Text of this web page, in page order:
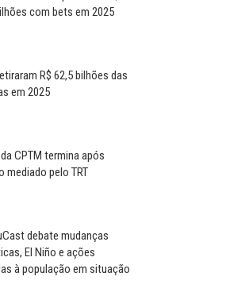
com bets em 2025
R$ 62,5 bilhões das
em 2025
CPTM termina após
mediado pelo TRT
debate mudanças
El Niño e ações
à população em situação